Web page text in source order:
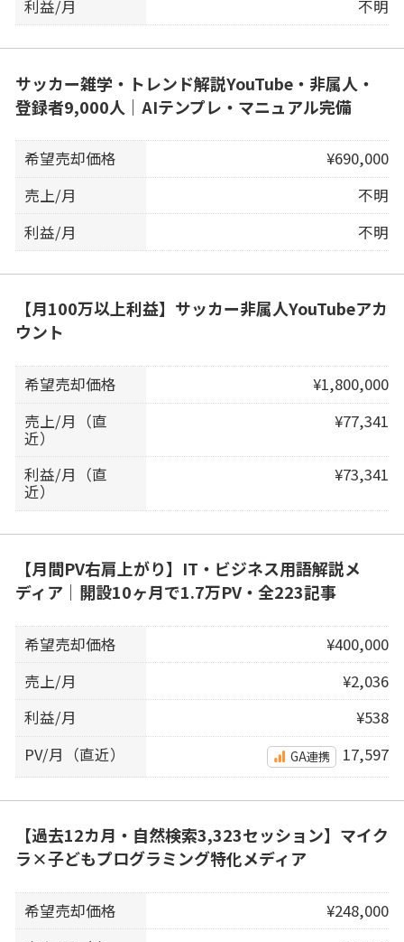
利益/月 不明
サッカー雑学・トレンド解説YouTube・非属人・
登録者9,000人｜AIテンプレ・マニュアル完備
希望売却価格
¥690,000
売上/月
不明
利益/月
不明
【月100万以上利益】サッカー非属人YouTubeアカ
ウント
希望売却価格
¥1,800,000
売上/月（直
近）
¥77,341
利益/月（直
近）
¥73,341
【月間PV右肩上がり】IT・ビジネス用語解説メ
ディア｜開設10ヶ月で1.7万PV・全223記事
希望売却価格
¥400,000
売上/月
¥2,036
利益/月
¥538
PV/月（直近）
GA連携 17,597
【過去12カ月・自然検索3,323セッション】マイク
ラ×子どもプログラミング特化メディア
希望売却価格
¥248,000